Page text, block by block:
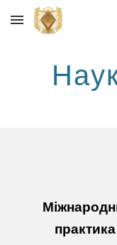
Skip to main content